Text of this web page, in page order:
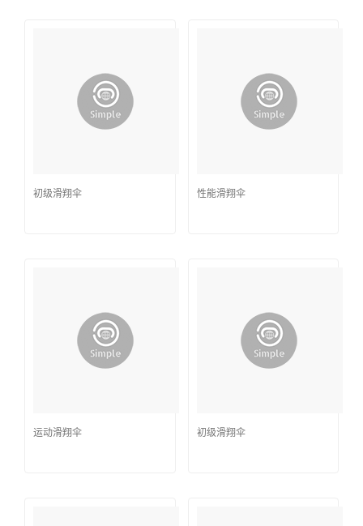
初级滑翔伞 性能滑翔伞
运动滑翔伞 初级滑翔伞